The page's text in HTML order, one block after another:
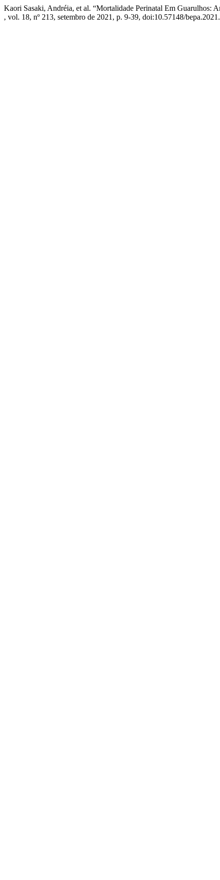
Kaori Sasaki, Andréia, et al. “Mortalidade Perinatal Em Guarulhos:
, vol. 18, nº 213, setembro de 2021, p. 9-39, doi:10.57148/